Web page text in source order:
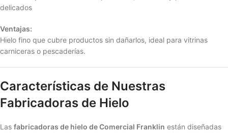
delicados
Ventajas:
Hielo fino que cubre productos sin dañarlos, ideal para vitrinas
carniceras o pescaderías.
Características de Nuestras
Fabricadoras de Hielo
Las fabricadoras de hielo de Comercial Franklin están diseñadas